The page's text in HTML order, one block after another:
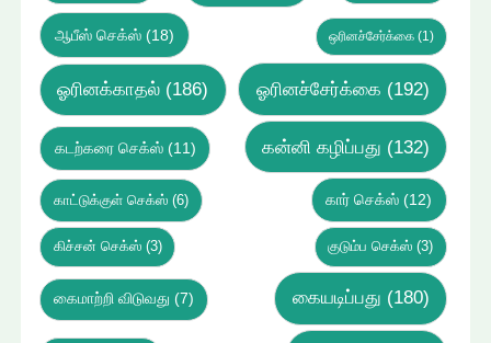
ஆபீஸ் செக்ஸ் (18) ஒரினச்சேர்க்கை (1)
ஓரினக்காதல் (186) ஓரினச்சேர்க்கை (192)
கடற்கரை செக்ஸ்(11) கன்னி கழிப்பது (132)
காட்டுக்குள் செக்ஸ் (6) கார் செக்ஸ் (12)
கிச்சன் செக்ஸ்(3) குடும்ப செக்ஸ் (3)
கைமாற்றி விடுவது (7) கையடிப்பது (180)